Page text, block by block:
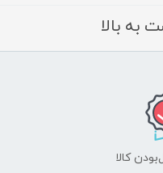
به بالا
کالا